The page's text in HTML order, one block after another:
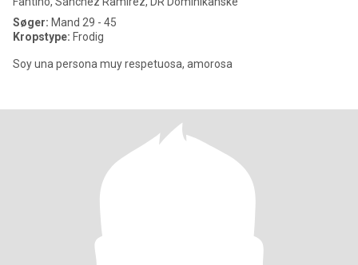
Søger: Mand 29 - 45
Kropstype: Frodig
Soy una persona muy respetuosa, amorosa